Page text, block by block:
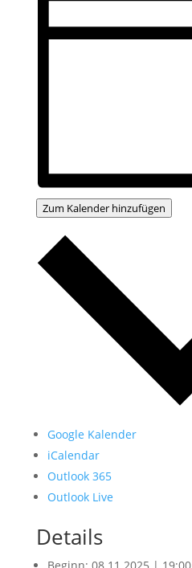
Zum Kalender hinzufügen
Google Kalender
iCalendar
Outlook 365
Outlook Live
Details